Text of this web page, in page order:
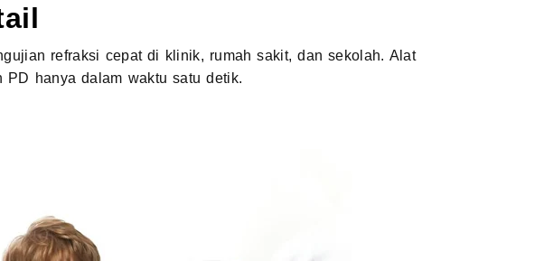
refraksi cepat di klinik, rumah sakit, dan sekolah. Alat
PD hanya dalam waktu satu detik.